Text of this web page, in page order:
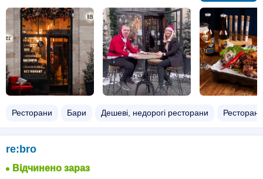
Ресторани Бари Дешеві, недорогі ресторани
re:bro
Відчинено зараз